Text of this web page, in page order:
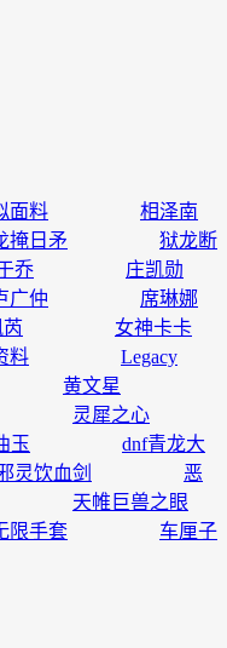
面料
相泽南
掩日矛
狱龙断
乔
庄凯勋
广仲
席琳娜
芮
女神卡卡
料
Legacy
黄文星
灵犀之心
玉
dnf青龙大
灵饮血剑
恶
天帷巨兽之眼
限手套
车厘子